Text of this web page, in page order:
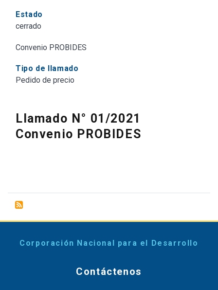
Estado
cerrado
Convenio PROBIDES
Tipo de llamado
Pedido de precio
Llamado N° 01/2021
Convenio PROBIDES
Corporación Nacional para el Desarrollo
Contáctenos